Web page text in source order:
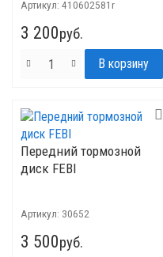
Артикул: 410602581r
3 200руб.
Передний тормозной
диск FEBI
Артикул: 30652
3 500руб.